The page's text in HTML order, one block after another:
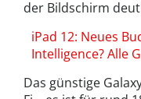
der Bildschirm
iPad 12: Neues
Intelligence? Alle
Das günstige